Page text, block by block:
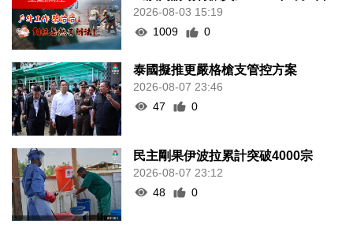
2026-08-03 15:19
1009
0
泰國擬推更嚴格槍支管控方案
2026-08-07 23:46
47
0
民主剛果伊波拉累計突破4000宗
2026-08-07 23:12
48
0